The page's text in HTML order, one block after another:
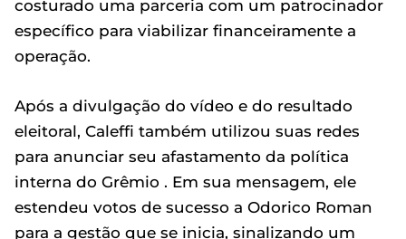
costurado uma parceria com um patrocinador
específico para viabilizar financeiramente a
operação.
Após a divulgação do vídeo e do resultado
eleitoral, Caleffi também utilizou suas redes
para anunciar seu afastamento da política
interna do Grêmio . Em sua mensagem, ele
estendeu votos de sucesso a Odorico Roman
para a gestão que se inicia, sinalizando um